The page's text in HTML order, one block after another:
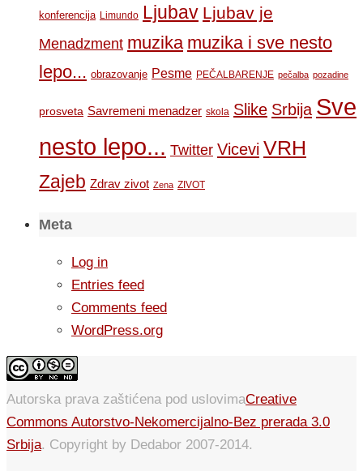
konferencija Limundo Ljubav Ljubav je
Menadzment muzika muzika i sve nesto
lepo... obrazovanje Pesme PEČALBARENJE pečalba pozadine
prosveta Savremeni menadzer skola Slike Srbija Sve
nesto lepo... Twitter Vicevi VRH
Zajeb Zdrav zivot Zena ZIVOT
Meta
Log in
Entries feed
Comments feed
WordPress.org
Autorska prava zaštićena pod uslovimaCreative
Commons Autorstvo-Nekomercijalno-Bez prerada 3.0
Srbija. Copyright by Dedabor 2007-2014.